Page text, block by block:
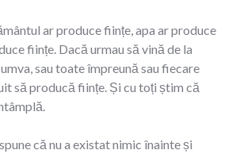
ar produce ființe, apa ar produce
ființe. Dacă urmau să vină de la
sau toate împreună sau fiecare
să producă ființe. Și cu toți știm că
că nu a existat nimic înainte și